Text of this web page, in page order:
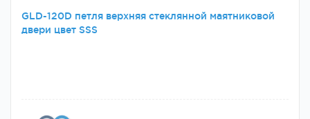
GLD-120D петля верхняя стеклянной маятниковой
двери цвет SSS